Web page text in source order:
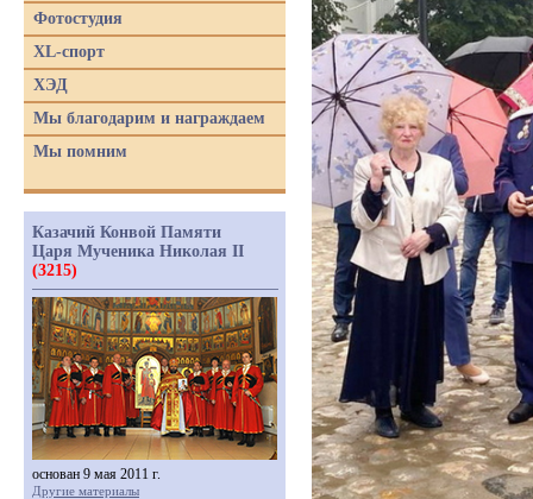
Фотостудия
XL-спорт
ХЭД
Мы благодарим и награждаем
Мы помним
Казачий Конвой Памяти
Царя Мученика Николая II
(3215)
основан 9 мая 2011 г.
Другие материалы